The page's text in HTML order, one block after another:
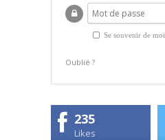
Se souvenir de moi
Oublié ?
235
Likes